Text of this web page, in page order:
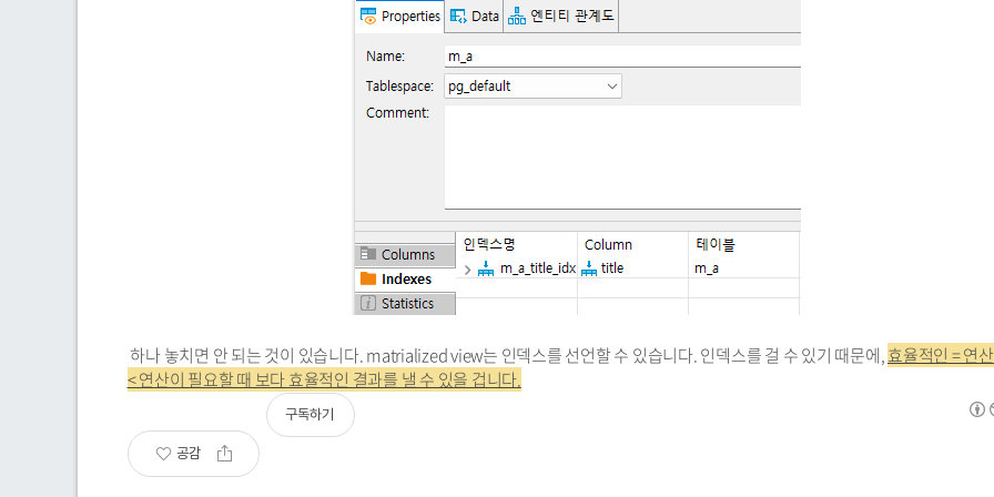
하나 놓치면 안 되는 것이 있습니다. matrialized view는 인덱스를 선언할 수 있습니다. 인덱스를 걸 수 있기 때문에,효율적인 = 연
< 연산이 필요할 때 보다 효율적인 결과를 낼 수 있을 겁니다.
공감
구독하기